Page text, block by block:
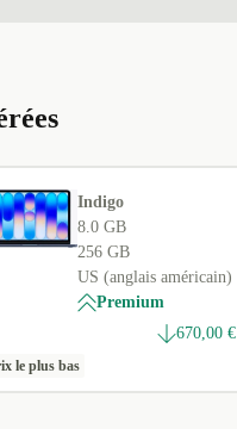
Indigo
8.0 GB
256 GB
US (anglais américain)
Premium
670,00 €
le plus bas